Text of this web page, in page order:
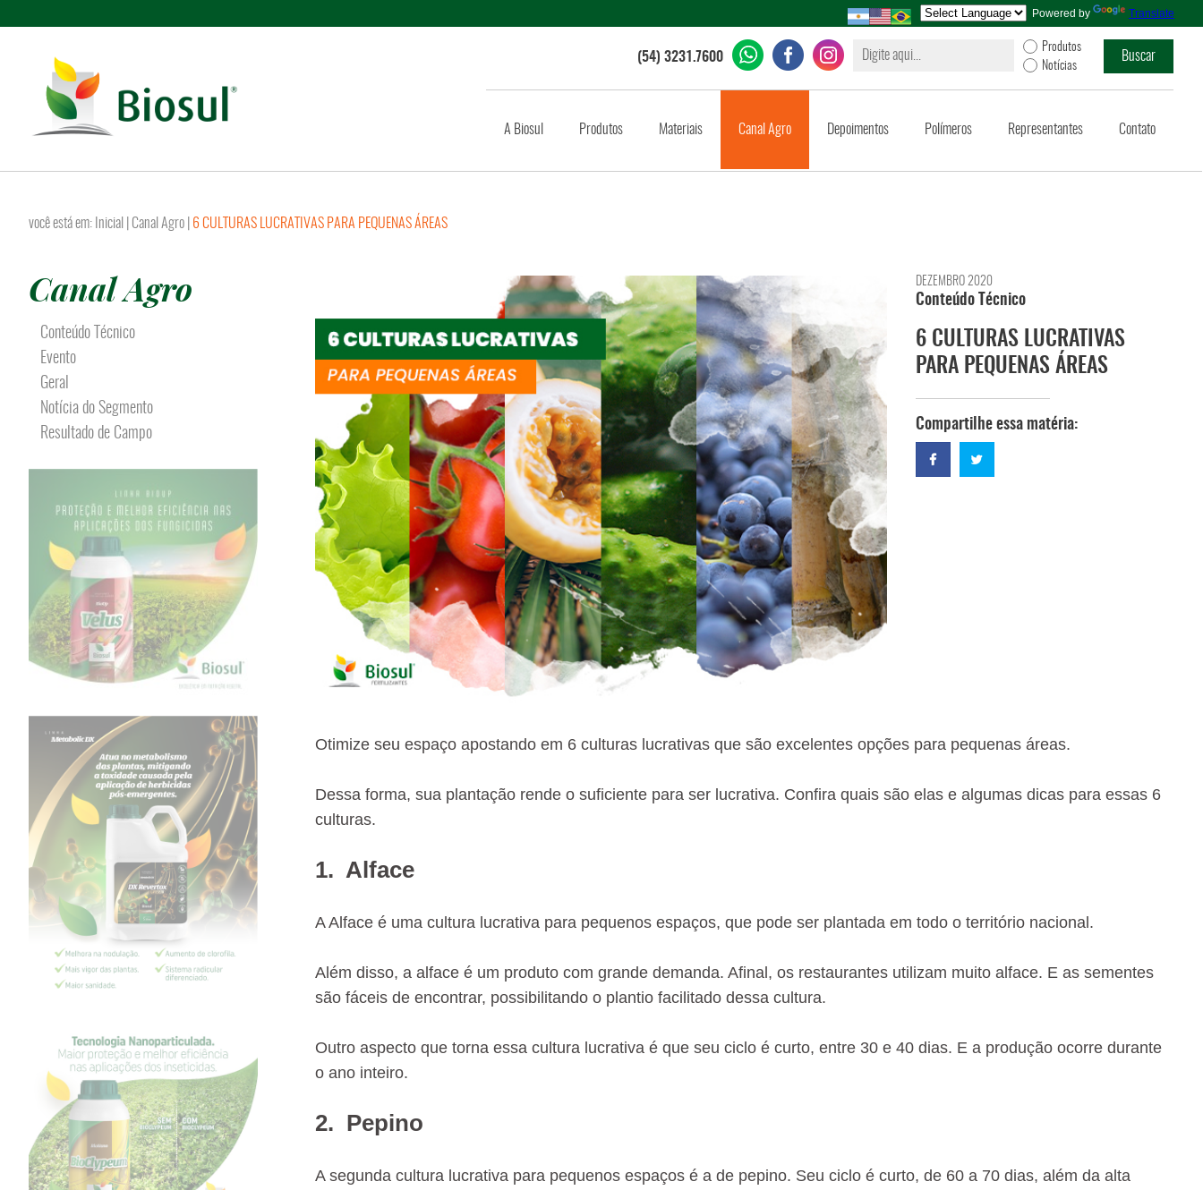
Powered by Translate
Produtos
Notícias
(54) 3231.7600
A Biosul Produtos Materiais Canal Agro Depoimentos Polímeros Representantes Contato
você está em: Inicial Canal Agro 6 CULTURAS LUCRATIVAS PARA PEQUENAS ÁREAS
Canal Agro
Conteúdo Técnico
Evento
Geral
Notícia do Segmento
Resultado de Campo
DEZEMBRO 2020
Conteúdo Técnico
6 CULTURAS LUCRATIVAS
PARA PEQUENAS ÁREAS
Compartilhe essa matéria:
Otimize seu espaço apostando em 6 culturas lucrativas que são excelentes opções para pequenas áreas.
Dessa forma, sua plantação rende o suficiente para ser lucrativa. Confira quais são elas e algumas dicas para essas 6
culturas.
1. Alface
A Alface é uma cultura lucrativa para pequenos espaços, que pode ser plantada em todo o território nacional.
Além disso, a alface é um produto com grande demanda. Afinal, os restaurantes utilizam muito alface. E as sementes
são fáceis de encontrar, possibilitando o plantio facilitado dessa cultura.
Outro aspecto que torna essa cultura lucrativa é que seu ciclo é curto, entre 30 e 40 dias. E a produção ocorre durante
o ano inteiro.
2. Pepino
A segunda cultura lucrativa para pequenos espaços é a de pepino. Seu ciclo é curto, de 60 a 70 dias, além da alta